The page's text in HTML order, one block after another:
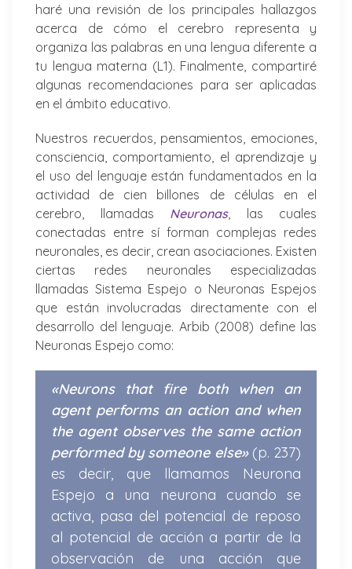
haré una revisión de los principales hallazgos
acerca de cómo el cerebro representa y
organiza las palabras en una lengua diferente a
tu lengua materna (L1). Finalmente, compartiré
algunas recomendaciones para ser aplicadas
en el ámbito educativo.
Nuestros recuerdos, pensamientos, emociones,
consciencia, comportamiento, el aprendizaje y
el uso del lenguaje están fundamentados en la
actividad de cien billones de células en el
cerebro, llamadas Neuronas, las cuales
conectadas entre sí forman complejas redes
neuronales, es decir, crean asociaciones. Existen
ciertas redes neuronales especializadas
llamadas Sistema Espejo o Neuronas Espejos
que están involucradas directamente con el
desarrollo del lenguaje. Arbib (2008) define las
Neuronas Espejo como:
«Neurons that fire both when an
agent performs an action and when
the agent observes the same action
performed by someone else»(p. 237)
es decir, que llamamos Neurona
Espejo a una neurona cuando se
activa, pasa del potencial de reposo
al potencial de acción a partir de la
observación de una acción que